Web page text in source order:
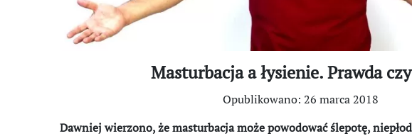
Masturbacja a łysienie. Prawda
Opublikowano: 26 marca 2018
Dawniej wierzono, że masturbacja może powodować ślepotę,